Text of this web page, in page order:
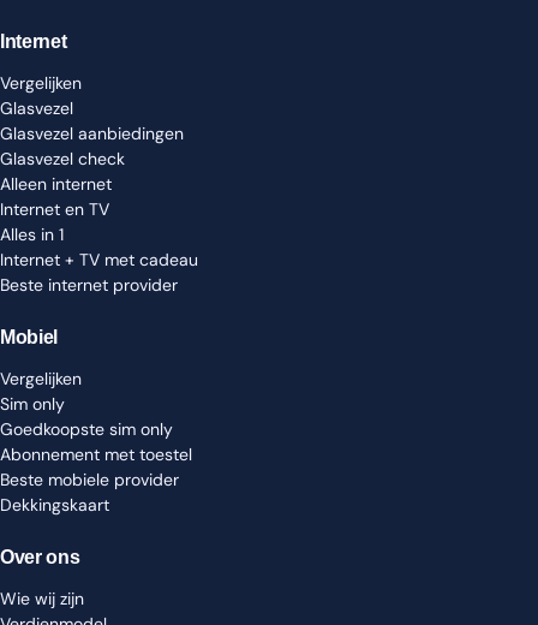
Internet
Vergelijken
Glasvezel
Glasvezel aanbiedingen
Glasvezel check
Alleen internet
Internet en TV
Alles in 1
Internet + TV met cadeau
Beste internet provider
Mobiel
Vergelijken
Sim only
Goedkoopste sim only
Abonnement met toestel
Beste mobiele provider
Dekkingskaart
Over ons
Wie wij zijn